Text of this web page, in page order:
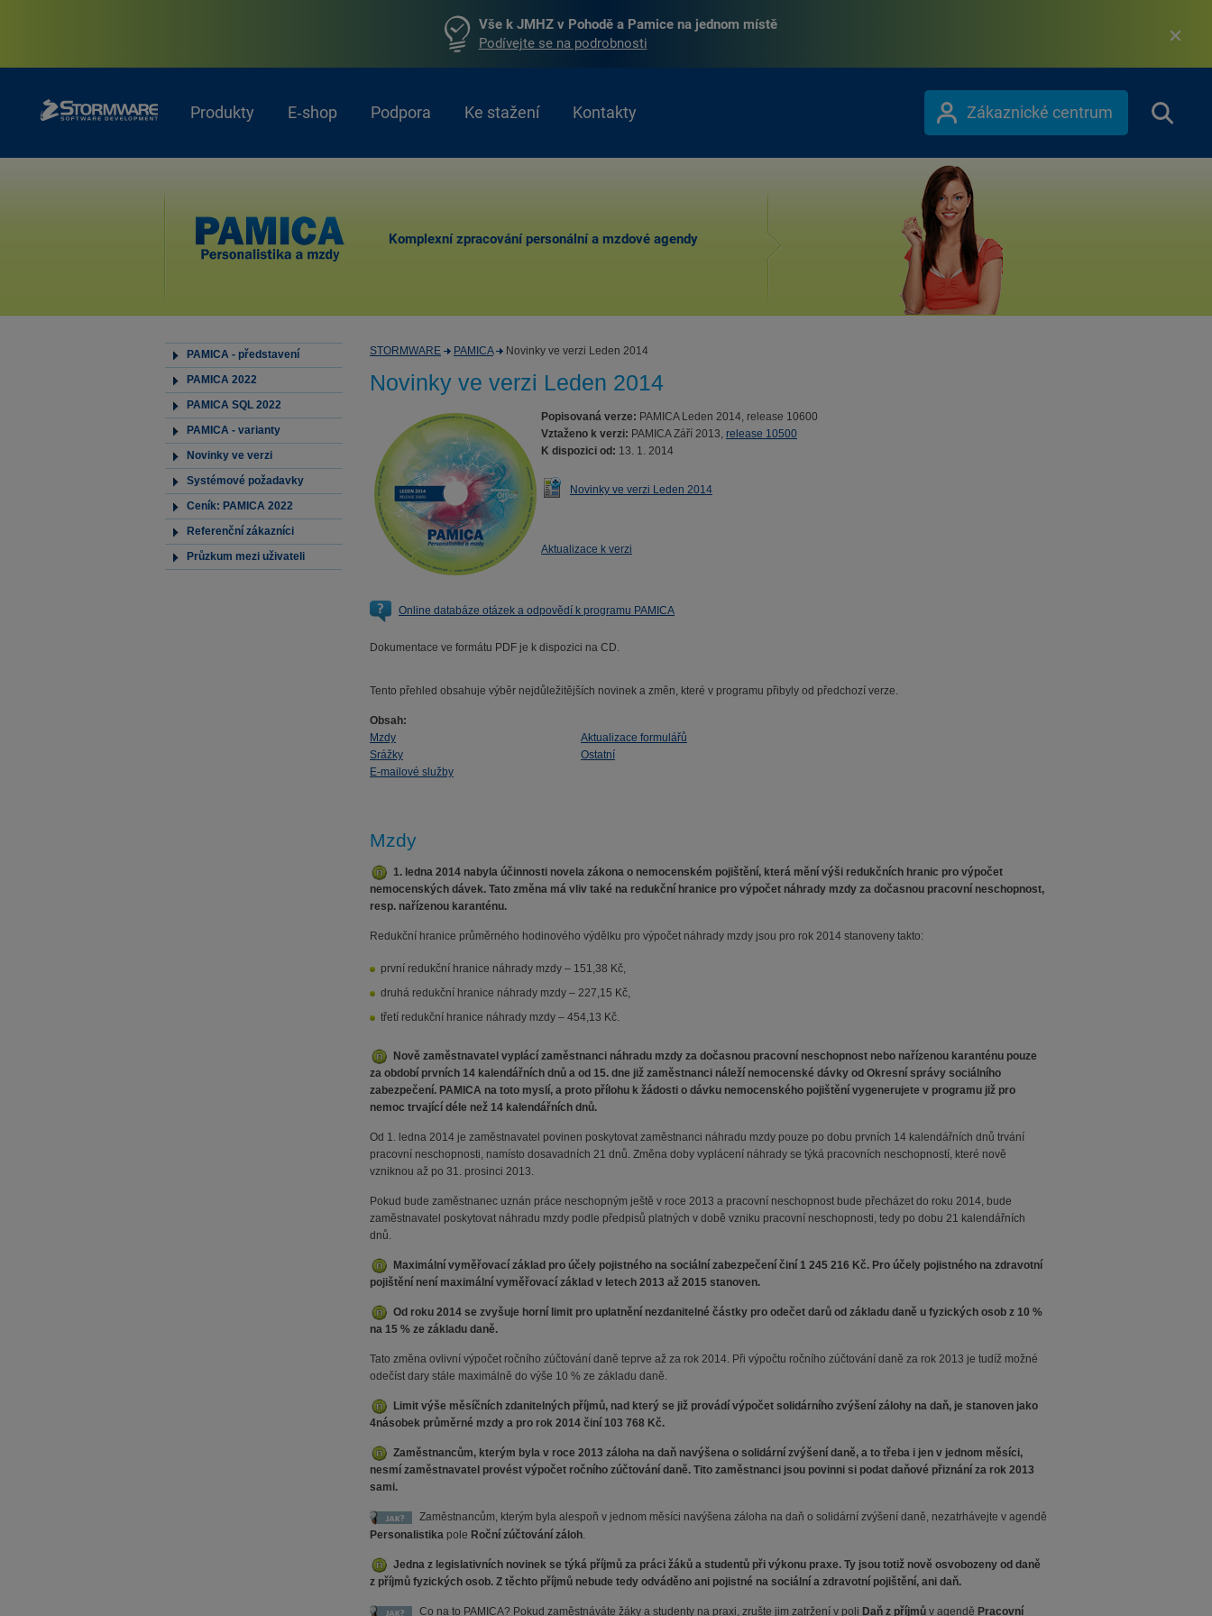
Vše k JMHZ v Pohodě a Pamice na jednom místě
Podívejte se na podrobnosti
Produkty E‑shop Podpora Ke stažení Kontakty Zákaznické centrum
Komplexní zpracování personální a mzdové agendy
PAMICA - představení
PAMICA 2022
PAMICA SQL 2022
PAMICA - varianty
Novinky ve verzi
Systémové požadavky
Ceník: PAMICA 2022
Referenční zákazníci
Průzkum mezi uživateli
STORMWARE PAMICA Novinky ve verzi Leden 2014
Novinky ve verzi Leden 2014
Popisovaná verze: PAMICA Leden 2014, release 10600
Vztaženo k verzi: PAMICA Září 2013, release 10500
K dispozici od: 13. 1. 2014
Novinky ve verzi Leden 2014
Aktualizace k verzi
Online databáze otázek a odpovědí k programu PAMICA
Dokumentace ve formátu PDF je k dispozici na CD.
Tento přehled obsahuje výběr nejdůležitějších novinek a změn, které v programu přibyly od předchozí verze.
Obsah:
Mzdy
Aktualizace formulářů
Srážky
Ostatní
E-mailové služby
Mzdy
1. ledna 2014 nabyla účinnosti novela zákona o nemocenském pojištění, která mění výši redukčních hranic pro výpočet
nemocenských dávek. Tato změna má vliv také na redukční hranice pro výpočet náhrady mzdy za dočasnou pracovní neschopnost,
resp. nařízenou karanténu.
Redukční hranice průměrného hodinového výdělku pro výpočet náhrady mzdy jsou pro rok 2014 stanoveny takto:
první redukční hranice náhrady mzdy – 151,38 Kč,
druhá redukční hranice náhrady mzdy – 227,15 Kč,
třetí redukční hranice náhrady mzdy – 454,13 Kč.
Nově zaměstnavatel vyplácí zaměstnanci náhradu mzdy za dočasnou pracovní neschopnost nebo nařízenou karanténu pouze
za období prvních 14 kalendářních dnů a od 15. dne již zaměstnanci náleží nemocenské dávky od Okresní správy sociálního
zabezpečení. PAMICA na toto myslí, a proto přílohu k žádosti o dávku nemocenského pojištění vygenerujete v programu již pro
nemoc trvající déle než 14 kalendářních dnů.
Od 1. ledna 2014 je zaměstnavatel povinen poskytovat zaměstnanci náhradu mzdy pouze po dobu prvních 14 kalendářních dnů trvání
pracovní neschopnosti, namísto dosavadních 21 dnů. Změna doby vyplácení náhrady se týká pracovních neschopností, které nově
vzniknou až po 31. prosinci 2013.
Pokud bude zaměstnanec uznán práce neschopným ještě v roce 2013 a pracovní neschopnost bude přecházet do roku 2014, bude
zaměstnavatel poskytovat náhradu mzdy podle předpisů platných v době vzniku pracovní neschopnosti, tedy po dobu 21 kalendářních
dnů.
Maximální vyměřovací základ pro účely pojistného na sociální zabezpečení činí 1 245 216 Kč. Pro účely pojistného na zdravotní
pojištění není maximální vyměřovací základ v letech 2013 až 2015 stanoven.
Od roku 2014 se zvyšuje horní limit pro uplatnění nezdanitelné částky pro odečet darů od základu daně u fyzických osob z 10 %
na 15 % ze základu daně.
Tato změna ovlivní výpočet ročního zúčtování daně teprve až za rok 2014. Při výpočtu ročního zúčtování daně za rok 2013 je tudíž možné
odečíst dary stále maximálně do výše 10 % ze základu daně.
Limit výše měsíčních zdanitelných příjmů, nad který se již provádí výpočet solidárního zvýšení zálohy na daň, je stanoven jako
4násobek průměrné mzdy a pro rok 2014 činí 103 768 Kč.
Zaměstnancům, kterým byla v roce 2013 záloha na daň navýšena o solidární zvýšení daně, a to třeba i jen v jednom měsíci,
nesmí zaměstnavatel provést výpočet ročního zúčtování daně. Tito zaměstnanci jsou povinni si podat daňové přiznání za rok 2013
sami.
Zaměstnancům, kterým byla alespoň v jednom měsíci navýšena záloha na daň o solidární zvýšení daně, nezatrhávejte v agendě
Personalistika pole Roční zúčtování záloh.
Jedna z legislativních novinek se týká příjmů za práci žáků a studentů při výkonu praxe. Ty jsou totiž nově osvobozeny od daně
z příjmů fyzických osob. Z těchto příjmů nebude tedy odváděno ani pojistné na sociální a zdravotní pojištění, ani daň.
Co na to PAMICA? Pokud zaměstnáváte žáky a studenty na praxi, zrušte jim zatržení v poli Daň z příjmů v agendě Pracovní